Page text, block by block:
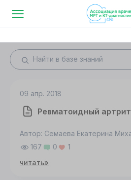
09 апр. 2018
Ревматоидный артрит
Автор: Семаева Екатерина
167
0
1
читать»